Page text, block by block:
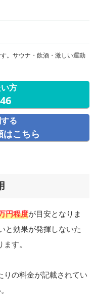
。サウナ・飲酒・激しい運動
方
る
はこちら
円程度が目安となりま
と効果が発揮しないた
す。
りの料金が記載されてい